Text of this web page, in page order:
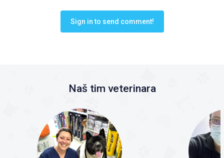
Sign in to send comment!
Naš tim veterinara